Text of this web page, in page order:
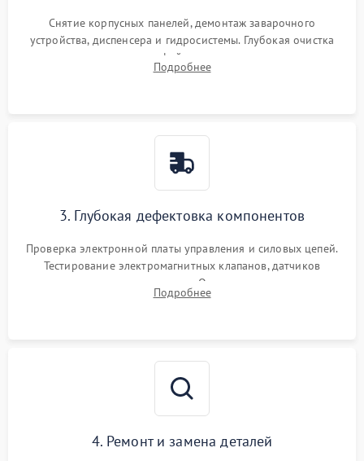
Снятие корпусных панелей, демонтаж заварочного
устройства, диспенсера и гидросистемы. Глубокая очистка
внутренних узлов от кофейных масел, жмыха и накипи.
Промывка дренажных каналов и фильтров с использованием
Подробнее
3. Глубокая дефектовка компонентов
Проверка электронной платы управления и силовых цепей.
Тестирование электромагнитных клапанов, датчиков
температуры и расходомера. Оценка степени износа
жерновов кофемолки, уплотнительных колец гидросистемы
Подробнее
4. Ремонт и замена деталей